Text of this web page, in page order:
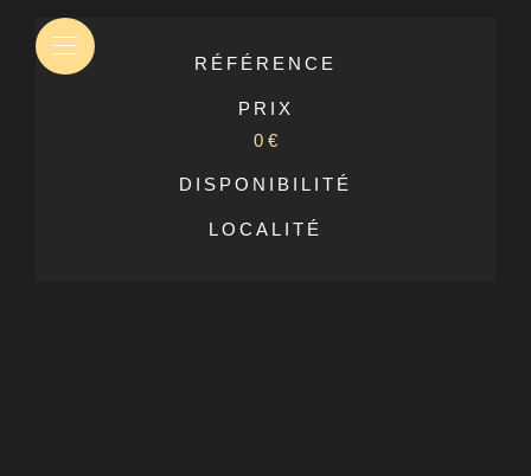
RÉFÉRENCE
PRIX
0 €
DISPONIBILITÉ
LOCALITÉ